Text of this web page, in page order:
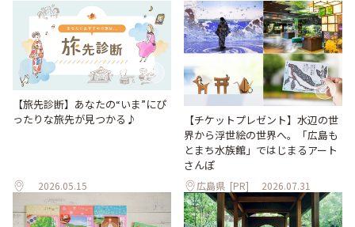
【旅先診断】あなたの“いま”にぴ
ったりな旅先が見つかる♪
2026.05.15
【チケットプレゼント】水辺の世
界から浮世絵の世界へ。「広島も
とまち水族館」ではじまるアート
さんぽ
広島県 [PR] 2026.07.31